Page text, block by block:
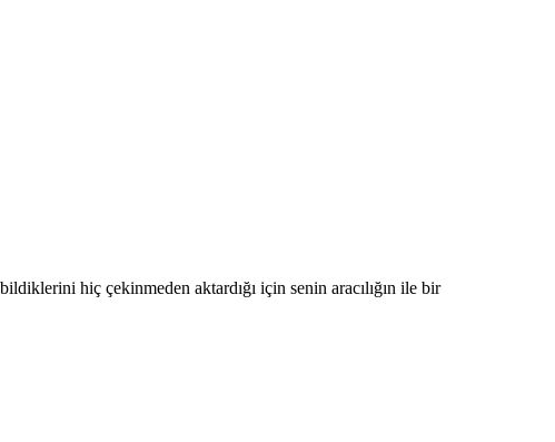
hiç çekinmeden aktardığı için senin aracılığın ile bir